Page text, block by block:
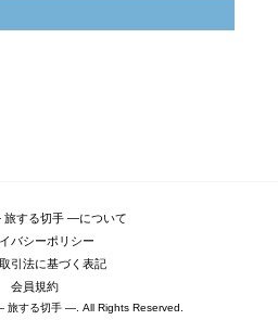
旅する切手 ―について
バシーポリシー
引法に基づく表記
会員規約
旅する切手 ―. All Rights Reserved.